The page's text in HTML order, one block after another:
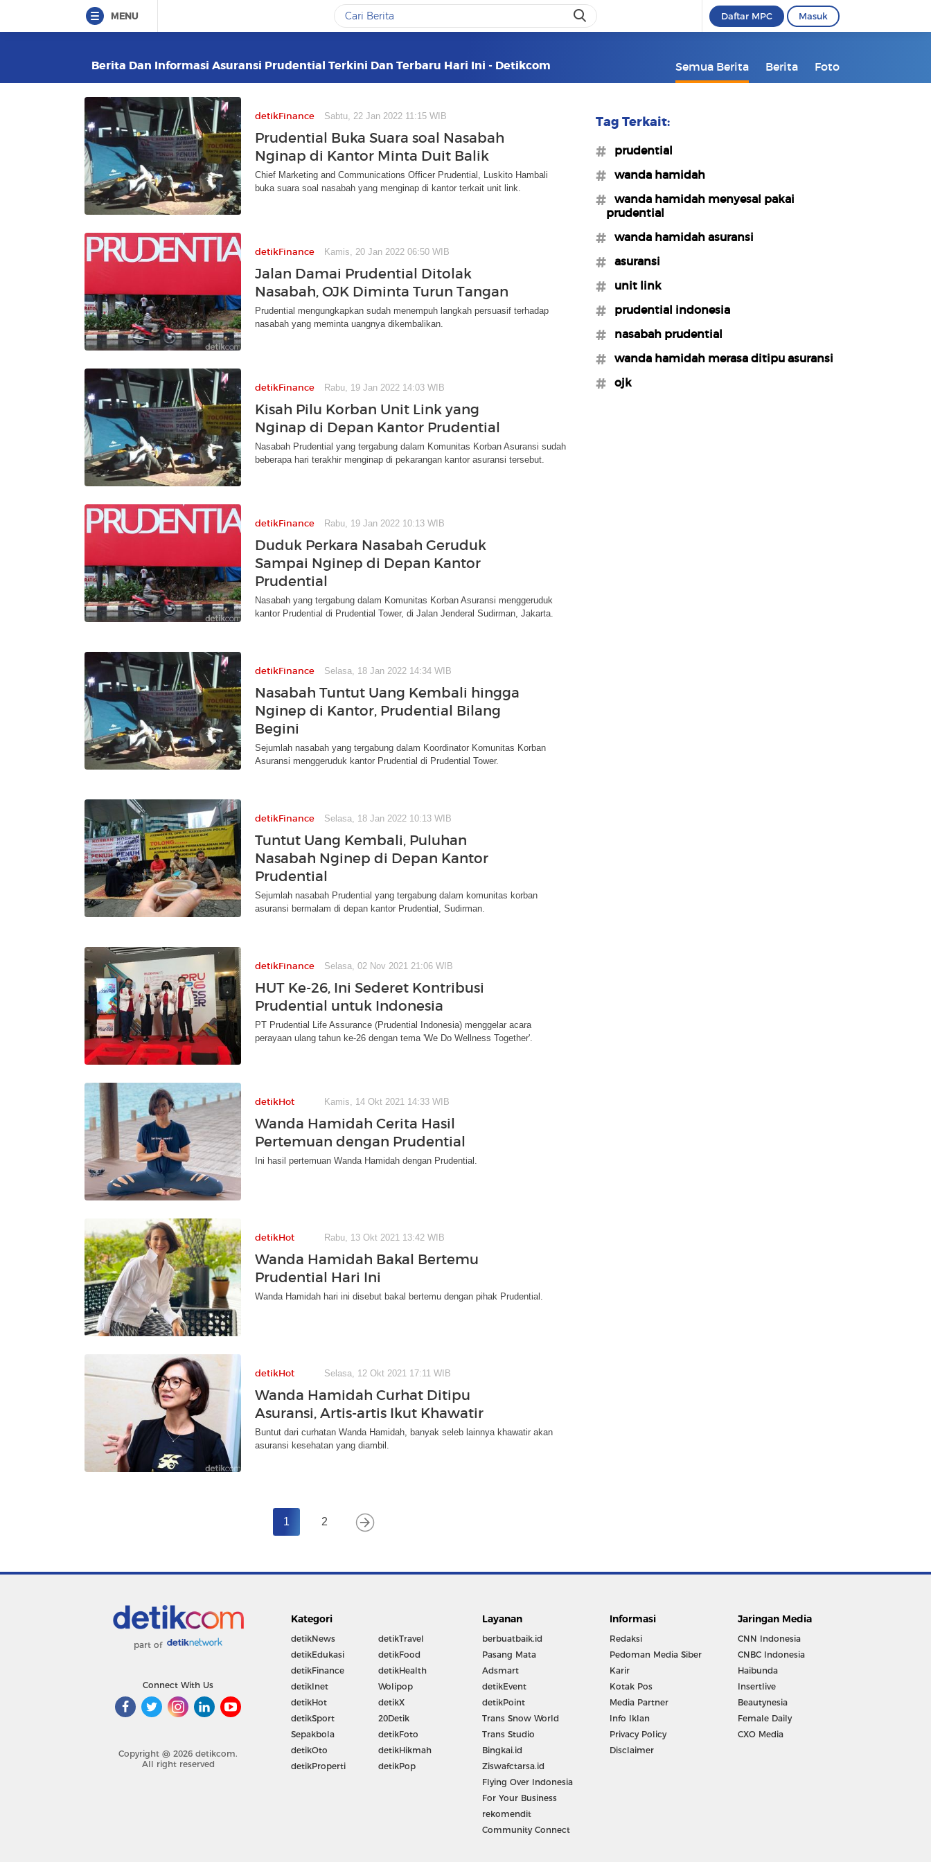
MENU Daftar MPC Masuk
Berita Dan Informasi Asuransi Prudential Terkini Dan Terbaru Hari Ini - Detikcom Semua Berita Berita Foto
detikFinance Sabtu, 22 Jan 2022 11:15 WIB
Prudential Buka Suara soal Nasabah
Nginap di Kantor Minta Duit Balik
Chief Marketing and Communications Officer Prudential, Luskito Hambali
buka suara soal nasabah yang menginap di kantor terkait unit link.
detikFinance Kamis, 20 Jan 2022 06:50 WIB
Jalan Damai Prudential Ditolak
Nasabah, OJK Diminta Turun Tangan
Prudential mengungkapkan sudah menempuh langkah persuasif terhadap
nasabah yang meminta uangnya dikembalikan.
detikFinance Rabu, 19 Jan 2022 14:03 WIB
Kisah Pilu Korban Unit Link yang
Nginap di Depan Kantor Prudential
Nasabah Prudential yang tergabung dalam Komunitas Korban Asuransi sudah
beberapa hari terakhir menginap di pekarangan kantor asuransi tersebut.
detikFinance Rabu, 19 Jan 2022 10:13 WIB
Duduk Perkara Nasabah Geruduk
Sampai Nginep di Depan Kantor
Prudential
Nasabah yang tergabung dalam Komunitas Korban Asuransi menggeruduk
kantor Prudential di Prudential Tower, di Jalan Jenderal Sudirman, Jakarta.
detikFinance Selasa, 18 Jan 2022 14:34 WIB
Nasabah Tuntut Uang Kembali hingga
Nginep di Kantor, Prudential Bilang
Begini
Sejumlah nasabah yang tergabung dalam Koordinator Komunitas Korban
Asuransi menggeruduk kantor Prudential di Prudential Tower.
detikFinance Selasa, 18 Jan 2022 10:13 WIB
Tuntut Uang Kembali, Puluhan
Nasabah Nginep di Depan Kantor
Prudential
Sejumlah nasabah Prudential yang tergabung dalam komunitas korban
asuransi bermalam di depan kantor Prudential, Sudirman.
detikFinance Selasa, 02 Nov 2021 21:06 WIB
HUT Ke-26, Ini Sederet Kontribusi
Prudential untuk Indonesia
PT Prudential Life Assurance (Prudential Indonesia) menggelar acara
perayaan ulang tahun ke-26 dengan tema 'We Do Wellness Together'.
detikHot Kamis, 14 Okt 2021 14:33 WIB
Wanda Hamidah Cerita Hasil
Pertemuan dengan Prudential
Ini hasil pertemuan Wanda Hamidah dengan Prudential.
detikHot Rabu, 13 Okt 2021 13:42 WIB
Wanda Hamidah Bakal Bertemu
Prudential Hari Ini
Wanda Hamidah hari ini disebut bakal bertemu dengan pihak Prudential.
detikHot Selasa, 12 Okt 2021 17:11 WIB
Wanda Hamidah Curhat Ditipu
Asuransi, Artis-artis Ikut Khawatir
Buntut dari curhatan Wanda Hamidah, banyak seleb lainnya khawatir akan
asuransi kesehatan yang diambil.
1 2
Tag Terkait:
#prudential
#wanda hamidah
#wanda hamidah menyesal pakai
prudential
#wanda hamidah asuransi
#asuransi
#unit link
#prudential indonesia
#nasabah prudential
#wanda hamidah merasa ditipu asuransi
#ojk
part of
Connect With Us
Copyright @ 2026 detikcom.
All right reserved
Kategori
detikNews
detikEdukasi
detikFinance
detikInet
detikHot
detikSport
Sepakbola
detikOto
detikProperti
detikTravel
detikFood
detikHealth
Wolipop
detikX
20Detik
detikFoto
detikHikmah
detikPop
Layanan
berbuatbaik.id
Pasang Mata
Adsmart
detikEvent
detikPoint
Trans Snow World
Trans Studio
Bingkai.id
Ziswafctarsa.id
Flying Over Indonesia
For Your Business
rekomendit
Community Connect
Informasi
Redaksi
Pedoman Media Siber
Karir
Kotak Pos
Media Partner
Info Iklan
Privacy Policy
Disclaimer
Jaringan Media
CNN Indonesia
CNBC Indonesia
Haibunda
Insertlive
Beautynesia
Female Daily
CXO Media